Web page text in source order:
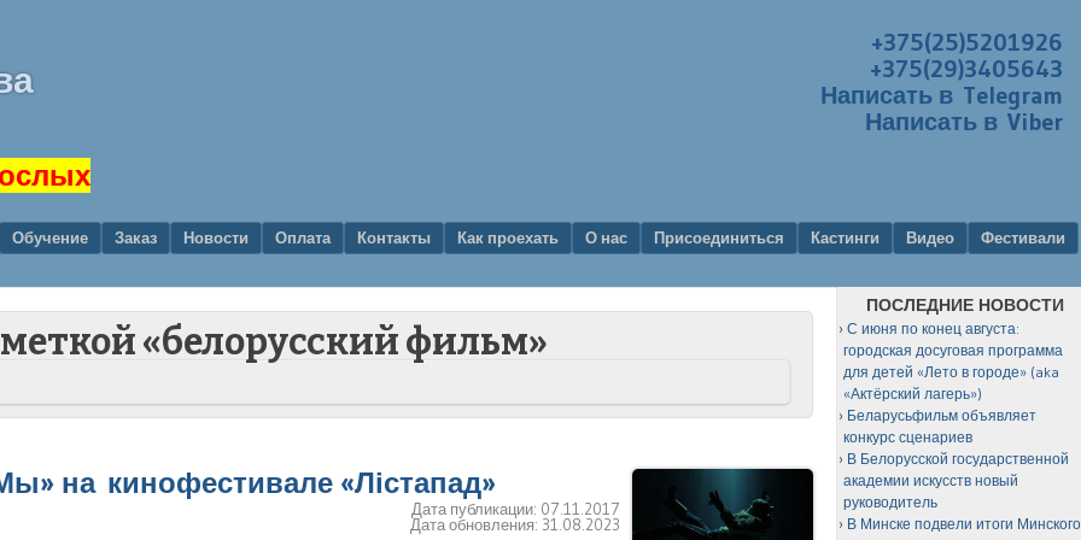
+375(25)5201926
+375(29)3405643
Написать в Telegram
Написать в Viber
Обучение Заказ Новости Оплата Контакты Как проехать О нас Присоединиться Кастинги Видео
Фестивали
меткой «белорусский фильм»
на кинофестивале «Лістапад»
Дата публикации: 07.11.2017
Дата обновления: 31.08.2023
ПОСЛЕДНИЕ НОВОСТИ
С июня по конец августа:
городская досуговая программа
для детей «Лето в городе» (aka
«Актёрский лагерь»)
Беларусьфильм объявляет
конкурс сценариев
В Белорусской государственной
академии искусств новый
руководитель
В Минске подвели итоги Минского